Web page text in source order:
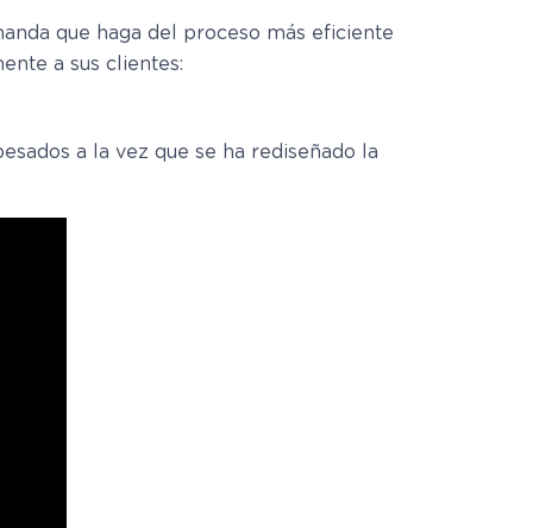
que haga del proceso más eficiente
a sus clientes:
a la vez que se ha rediseñado la